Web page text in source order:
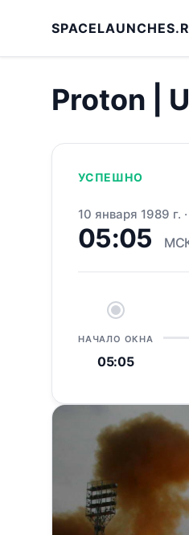
Proton |
УСПЕШНО
10 января 1989 г. ·
05:05
НАЧАЛО ОКНА
05:05